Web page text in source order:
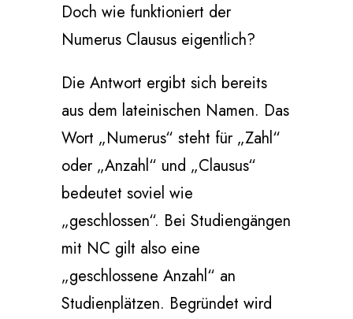
Doch wie funktioniert der
Numerus Clausus eigentlich?
Die Antwort ergibt sich bereits
aus dem lateinischen Namen. Das
Wort „Numerus“ steht für „Zahl“
oder „Anzahl“ und „Clausus“
bedeutet soviel wie
„geschlossen“. Bei Studiengängen
mit NC gilt also eine
„geschlossene Anzahl“ an
Studienplätzen. Begründet wird